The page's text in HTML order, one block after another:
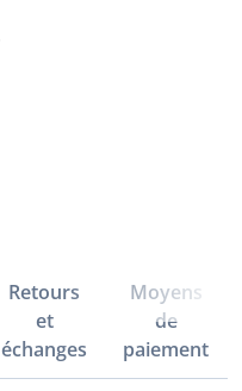
Retours
et
échanges
Moyens
de
paiement